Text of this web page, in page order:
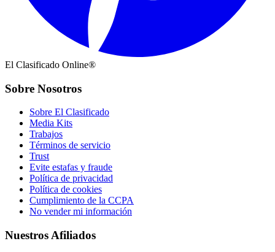
El Clasificado Online®
Sobre Nosotros
Sobre El Clasificado
Media Kits
Trabajos
Términos de servicio
Trust
Evite estafas y fraude
Política de privacidad
Política de cookies
Cumplimiento de la CCPA
No vender mi información
Nuestros Afiliados